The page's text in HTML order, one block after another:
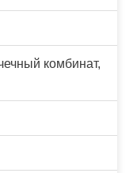
комбинат,